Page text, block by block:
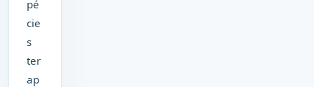
pé
cie
s
ter
ap